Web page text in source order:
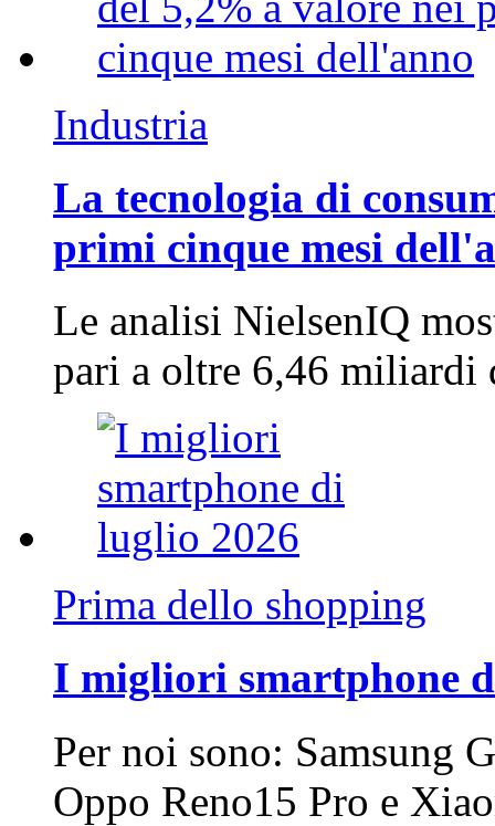
Industria
La tecnologia di
primi cinque mesi
Le analisi NielsenIQ
pari a oltre 6,46
Prima dello shopping
I migliori smartphone
Per noi sono: Samsung
Oppo Reno15 Pro e